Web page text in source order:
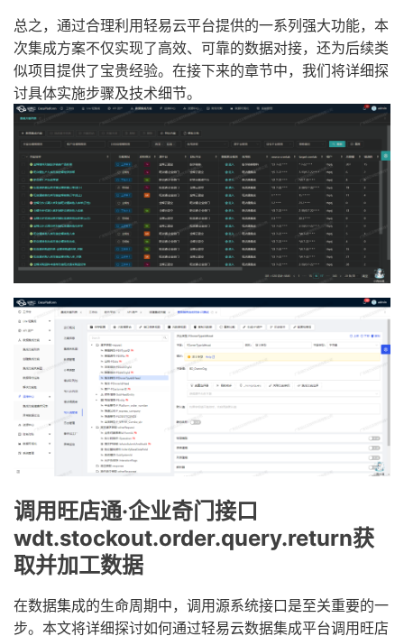
总之，通过合理利用轻易云平台提供的一系列强大功能，本
次集成方案不仅实现了高效、可靠的数据对接，还为后续类
似项目提供了宝贵经验。在接下来的章节中，我们将详细探
讨具体实施步骤及技术细节。
调用旺店通·企业奇门接口
wdt.stockout.order.query.return获
取并加工数据
在数据集成的生命周期中，调用源系统接口是至关重要的一
步。本文将详细探讨如何通过轻易云数据集成平台调用旺店